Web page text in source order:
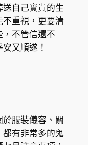
自己寶貴的生
不重視，更要清
，不管信還不
又順遂！
服裝儀容、關
有非常多的鬼